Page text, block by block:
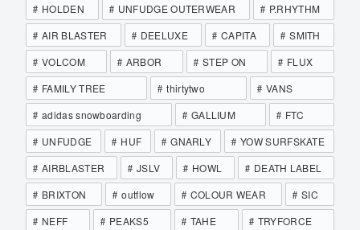
HOLDEN
UNFUDGE OUTERWEAR
P.RHYTHM
AIR BLASTER
DEELUXE CAPITA
SMITH
VOLCOM
ARBOR STEP ON
FLUX
FAMILY TREE
thirtytwo
VANS
adidas snowboarding
GALLIUM
FTC
UNFUDGE
HUF GNARLY
YOW SURFSKATE
AIRBLASTER
JSLV HOWL
DEATH LABEL
BRIXTON
outflow COLOUR WEAR
SIC
NEFF
PEAKS5 TAHE
TRYFORCE